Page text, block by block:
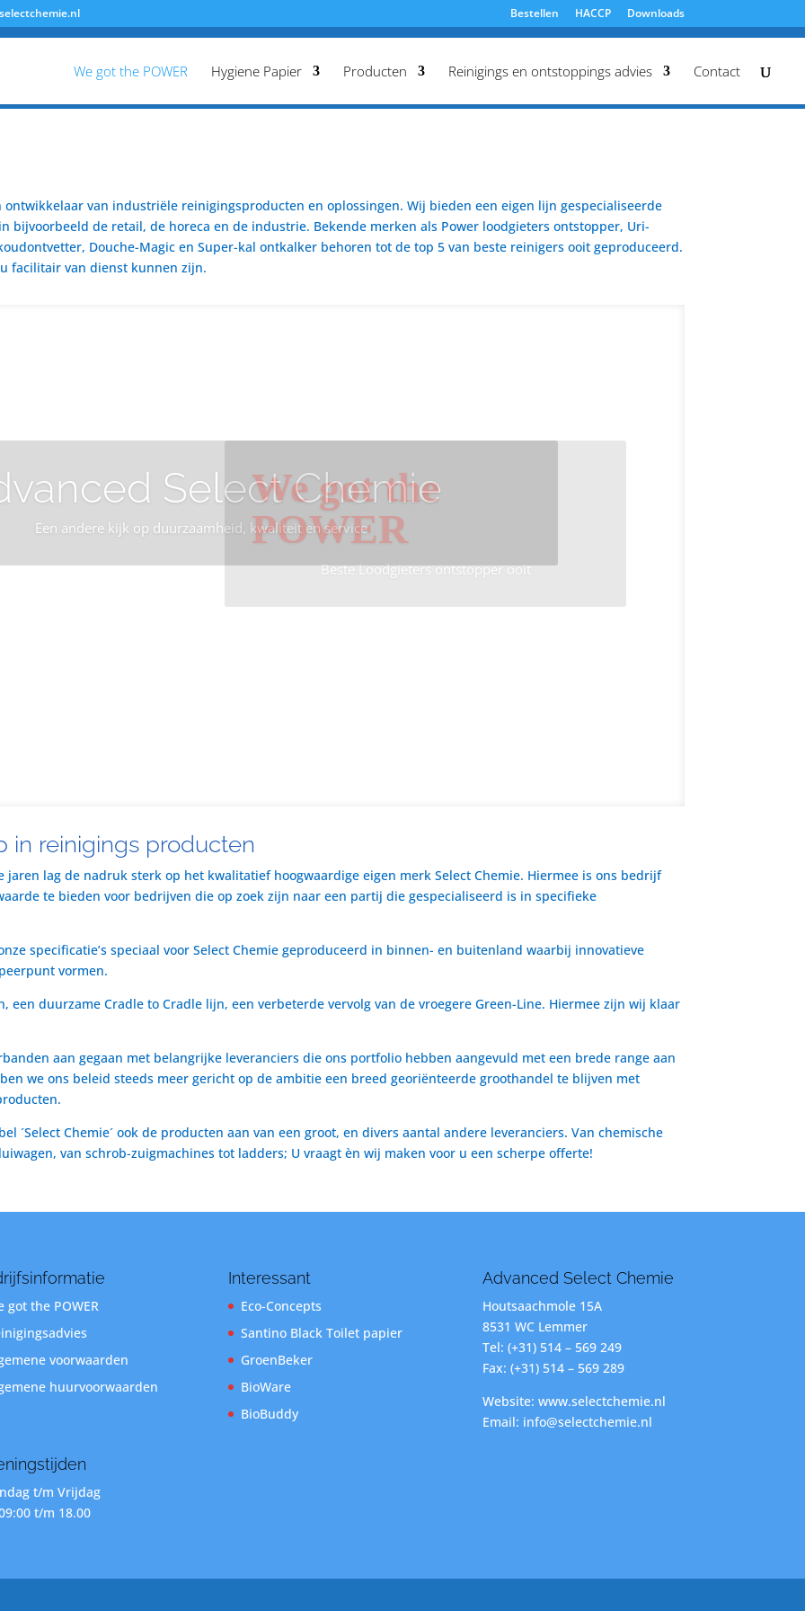
Bestellen HACCP Downloads
We got the POWER Hygiene Papier Producten Reinigings en ontstoppings advies Contact
ontwikkelaar van industriële reinigingsproducten en oplossingen. Wij bieden een eigen lijn gespecialiseerde
bijvoorbeeld de retail, de horeca en de industrie. Bekende merken als Power loodgieters ontstopper, Uri-
Douche-Magic en Super-kal ontkalker behoren tot de top 5 van beste reinigers ooit geproduceerd.
facilitair van dienst kunnen zijn.
Select Chemie
Een andere kijk op duurzaamheid, kwaliteit en service
We got the
POWER
Beste Loodgieters ontstopper ooit
in reinigings producten
jaren lag de nadruk sterk op het kwalitatief hoogwaardige eigen merk Select Chemie. Hiermee is ons bedrijf
te bieden voor bedrijven die op zoek zijn naar een partij die gespecialiseerd is in specifieke
specificatie’s speciaal voor Select Chemie geproduceerd in binnen- en buitenland waarbij innovatieve
vormen.
een duurzame Cradle to Cradle lijn, een verbeterde vervolg van de vroegere Green-Line. Hiermee zijn wij klaar
aan gegaan met belangrijke leveranciers die ons portfolio hebben aangevuld met een brede range aan
we ons beleid steeds meer gericht op de ambitie een breed georiënteerde groothandel te blijven met
´Select Chemie´ ook de producten aan van een groot, en divers aantal andere leveranciers. Van chemische
van schrob-zuigmachines tot ladders; U vraagt èn wij maken voor u een scherpe offerte!
got the POWER
voorwaarden
huurvoorwaarden
t/m Vrijdag
t/m 18.00
Interessant
Eco-Concepts
Santino Black Toilet papier
GroenBeker
BioWare
BioBuddy
Advanced Select Chemie
Houtsaachmole 15A
8531 WC Lemmer
Tel: (+31) 514 – 569 249
Fax: (+31) 514 – 569 289
Website: www.selectchemie.nl
Email: info@selectchemie.nl